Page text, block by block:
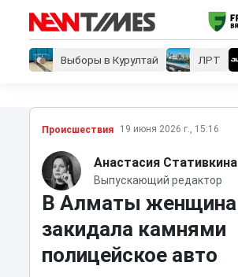
Выборы в Курултай ЛРТ
Проиcшествия 19 июня 2026 г., 15:16
Анастасия Стативкина
Выпускающий редактор
В Алматы женщина
закидала камнями
полицейское авто